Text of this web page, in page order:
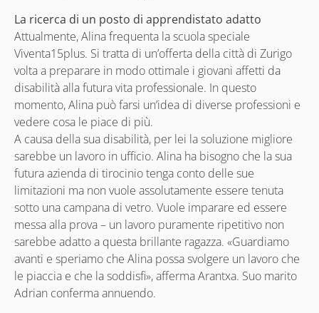
La ricerca di un posto di apprendistato adatto
Attualmente, Alina frequenta la scuola speciale
Viventa15plus. Si tratta di un’offerta della città di Zurigo
volta a preparare in modo ottimale i giovani affetti da
disabilità alla futura vita professionale. In questo
momento, Alina può farsi un’idea di diverse professioni e
vedere cosa le piace di più.
A causa della sua disabilità, per lei la soluzione migliore
sarebbe un lavoro in ufficio. Alina ha bisogno che la sua
futura azienda di tirocinio tenga conto delle sue
limitazioni ma non vuole assolutamente essere tenuta
sotto una campana di vetro. Vuole imparare ed essere
messa alla prova – un lavoro puramente ripetitivo non
sarebbe adatto a questa brillante ragazza. «Guardiamo
avanti e speriamo che Alina possa svolgere un lavoro che
le piaccia e che la soddisfi», afferma Arantxa. Suo marito
Adrian conferma annuendo.